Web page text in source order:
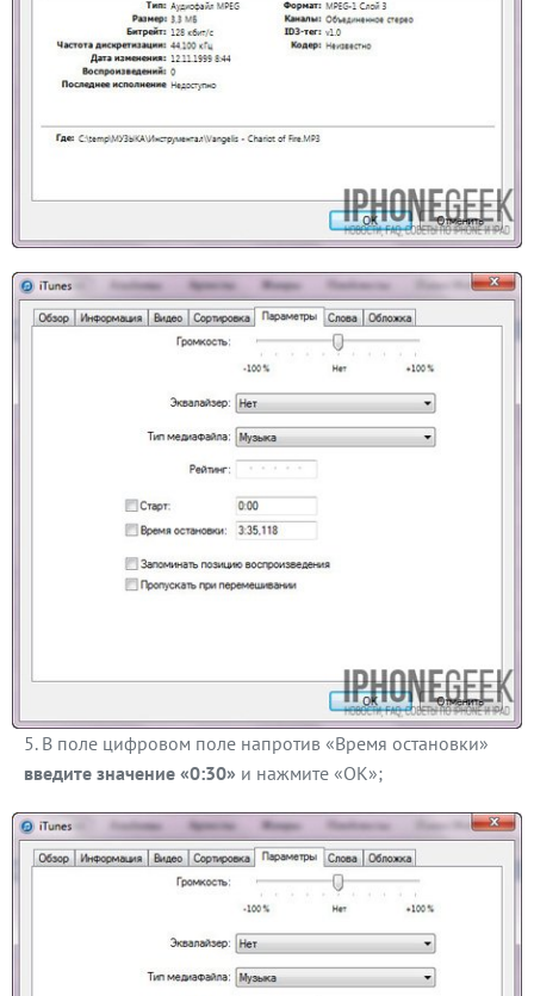
В поле цифровом поле напротив «Время остановки»
введите значение «0:30» и нажмите «ОК»;